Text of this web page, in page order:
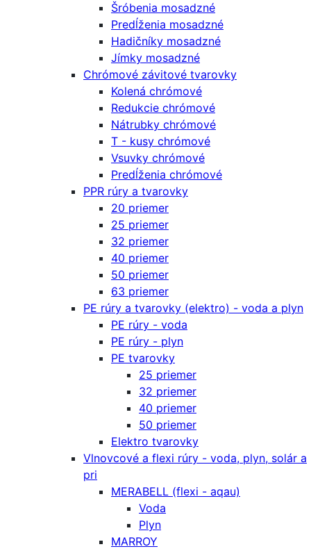
Šróbenia mosadzné
Predĺženia mosadzné
Hadičníky mosadzné
Jímky mosadzné
Chrómové závitové tvarovky
Kolená chrómové
Redukcie chrómové
Nátrubky chrómové
T - kusy chrómové
Vsuvky chrómové
Predĺženia chrómové
PPR rúry a tvarovky
20 priemer
25 priemer
32 priemer
40 priemer
50 priemer
63 priemer
PE rúry a tvarovky (elektro) - voda a plyn
PE rúry - voda
PE rúry - plyn
PE tvarovky
25 priemer
32 priemer
40 priemer
50 priemer
Elektro tvarovky
Vlnovcové a flexi rúry - voda, plyn, solár a
pri
MERABELL (flexi - aqau)
Voda
Plyn
MARROY